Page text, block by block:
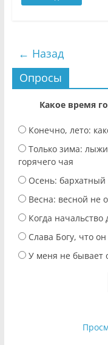
← Назад
Опросы
Какое время
Конечно, лето:
Только зима:
горячего чая
Осень: бархатный
Весна: весной не
Когда начальство
Слава Богу, что
У меня не бывает